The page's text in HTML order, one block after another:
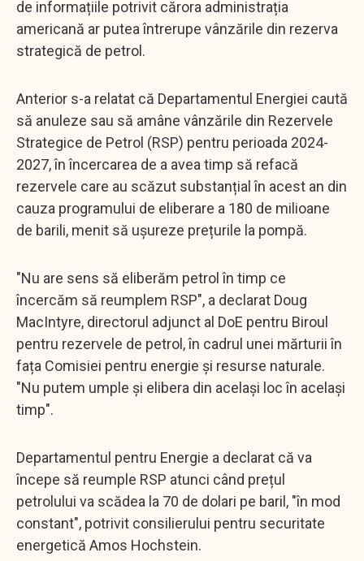
de informațiile potrivit cărora administrația
americană ar putea întrerupe vânzările din rezerva
strategică de petrol.
Anterior s-a relatat că Departamentul Energiei caută
să anuleze sau să amâne vânzările din Rezervele
Strategice de Petrol (RSP) pentru perioada 2024-
2027, în încercarea de a avea timp să refacă
rezervele care au scăzut substanțial în acest an din
cauza programului de eliberare a 180 de milioane
de barili, menit să ușureze prețurile la pompă.
"Nu are sens să eliberăm petrol în timp ce
încercăm să reumplem RSP", a declarat Doug
MacIntyre, directorul adjunct al DoE pentru Biroul
pentru rezervele de petrol, în cadrul unei mărturii în
fața Comisiei pentru energie și resurse naturale.
"Nu putem umple și elibera din același loc în același
timp".
Departamentul pentru Energie a declarat că va
începe să reumple RSP atunci când prețul
petrolului va scădea la 70 de dolari pe baril, "în mod
constant", potrivit consilierului pentru securitate
energetică Amos Hochstein.